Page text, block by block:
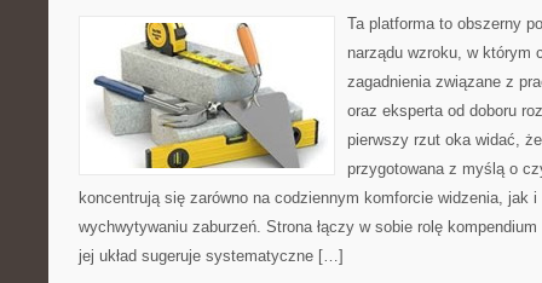
Ta platforma to obszerny
narządu wzroku, w którym
zagadnienia związane z
oraz eksperta od doboru
pierwszy rzut oka widać,
przygotowana z myślą o
koncentrują się zarówno na codziennym komforcie widzenia, jak
wychwytywaniu zaburzeń. Strona łączy w sobie rolę
jej układ sugeruje systematyczne […]